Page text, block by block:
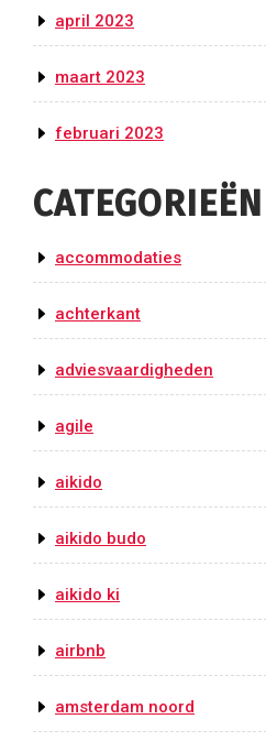
april 2023
maart 2023
februari 2023
CATEGORIEËN
accommodaties
achterkant
adviesvaardigheden
agile
aikido
aikido budo
aikido ki
airbnb
amsterdam noord